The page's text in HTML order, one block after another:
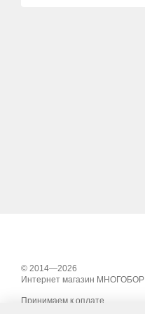
© 2014—2026
Интернет магазин МНОГОБОР
Принимаем к оплате